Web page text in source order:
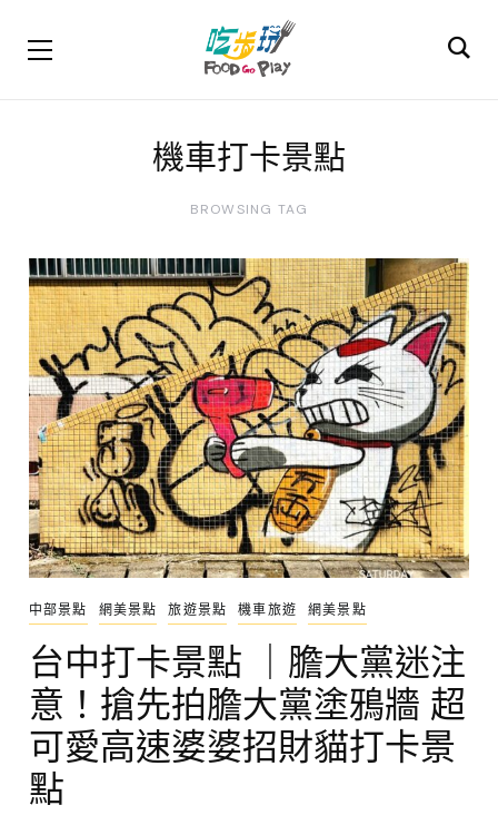
機車打卡景點
BROWSING TAG
中部景點 網美景點 旅遊景點 機車旅遊 網美景點
台中打卡景點 ｜膽大黨迷注
意！搶先拍膽大黨塗鴉牆 超
可愛高速婆婆招財貓打卡景
點